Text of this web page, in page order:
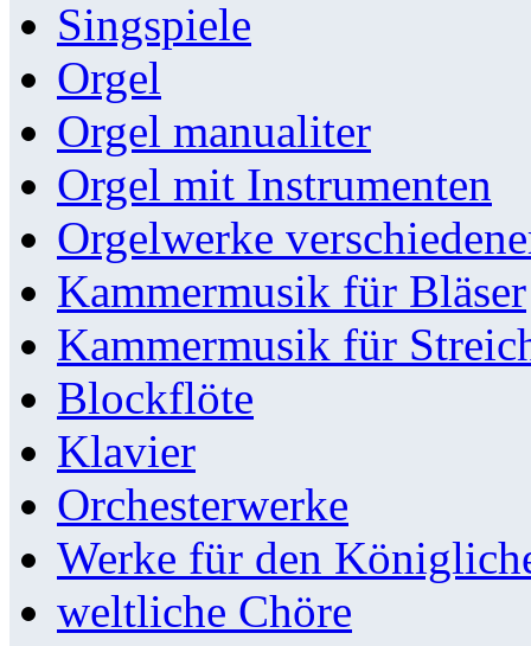
Singspiele
Orgel
Orgel manualiter
Orgel mit Instrumenten
Orgelwerke
Kammermusik für Bläser
Kammermusik für
Blockflöte
Klavier
Orchesterwerke
Werke für den
weltliche Chöre